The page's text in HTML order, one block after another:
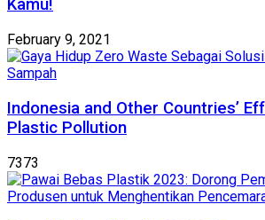
Kamu!
February 9, 2021
Indonesia and Other Countries’
Plastic Pollution
7373